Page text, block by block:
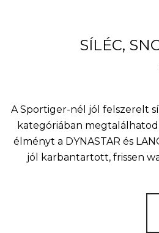
SÍLÉC,
A Sportiger-nél jól felszerelt
kategóriában
élményt a DYNASTAR és
jól karbantartott, frissen